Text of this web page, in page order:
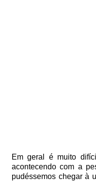
Em geral é muito
acontecendo com a
pudéssemos chegar à